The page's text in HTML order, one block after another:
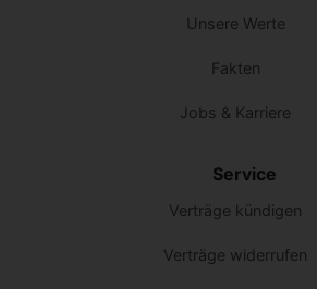
Unsere Werte
Fakten
Jobs & Karriere
Service
Verträge kündigen
Verträge widerrufen